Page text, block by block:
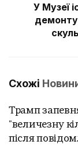
У Музеї
Схожі
Трамп
"величезну
після